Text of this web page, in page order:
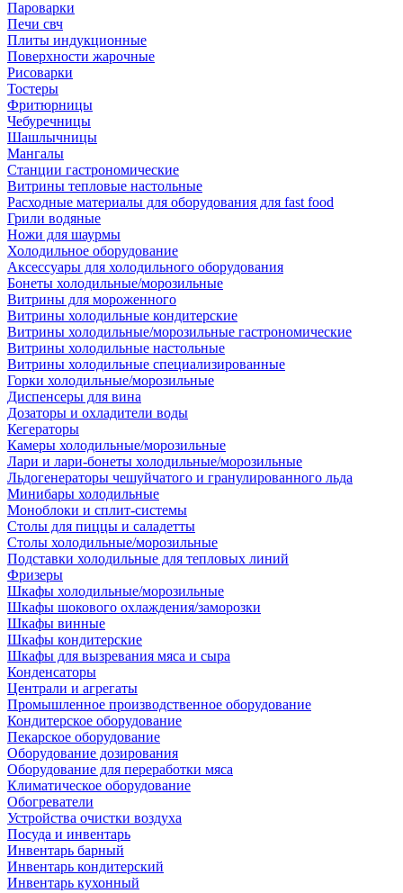
Пароварки
Печи свч
Плиты индукционные
Поверхности жарочные
Рисоварки
Тостеры
Фритюрницы
Чебуречницы
Шашлычницы
Мангалы
Станции гастрономические
Витрины тепловые настольные
Расходные материалы для оборудования для fast food
Грили водяные
Ножи для шаурмы
Холодильное оборудование
Аксессуары для холодильного оборудования
Бонеты холодильные/морозильные
Витрины для мороженного
Витрины холодильные кондитерские
Витрины холодильные/морозильные гастрономические
Витрины холодильные настольные
Витрины холодильные специализированные
Горки холодильные/морозильные
Диспенсеры для вина
Дозаторы и охладители воды
Кегераторы
Камеры холодильные/морозильные
Лари и лари-бонеты холодильные/морозильные
Льдогенераторы чешуйчатого и гранулированного льда
Минибары холодильные
Моноблоки и сплит-системы
Столы для пиццы и саладетты
Столы холодильные/морозильные
Подставки холодильные для тепловых линий
Фризеры
Шкафы холодильные/морозильные
Шкафы шокового охлаждения/заморозки
Шкафы винные
Шкафы кондитерские
Шкафы для вызревания мяса и сыра
Конденсаторы
Централи и агрегаты
Промышленное производственное оборудование
Кондитерское оборудование
Пекарское оборудование
Оборудование дозирования
Оборудование для переработки мяса
Климатическое оборудование
Обогреватели
Устройства очистки воздуха
Посуда и инвентарь
Инвентарь барный
Инвентарь кондитерский
Инвентарь кухонный